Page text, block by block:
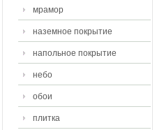
мрамор
наземное покрытие
напольное покрытие
небо
обои
плитка